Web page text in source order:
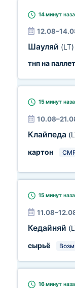
14 минут
Шауляй (LT)
тнп на
15 минут
Клайпеда
картон
15 минут
Кедайняй
сырьё
16 минут